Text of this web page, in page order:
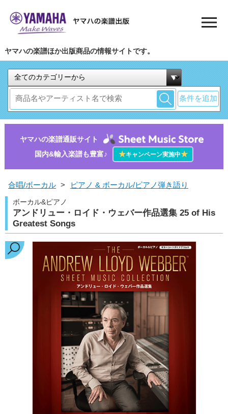
ヤマハの楽譜ほか出版商品の情報サイトです。
条件を追加
ヤマハの楽譜通販サイト
国内&輸入楽譜も豊富♪
★キャンペーン実施中★
合唱/ボーカル > ピアノ & ボーカル/ピアノ弾き語り
ボーカル&ピアノ
アンドリュー・ロイド・ウェバー作品選集 25 of His
Greatest Songs